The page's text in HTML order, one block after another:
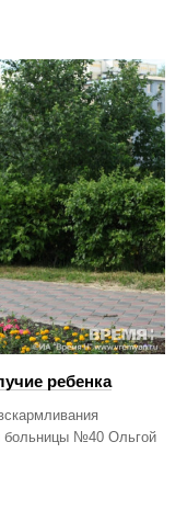
ребенка
больницы №40 Ольгой